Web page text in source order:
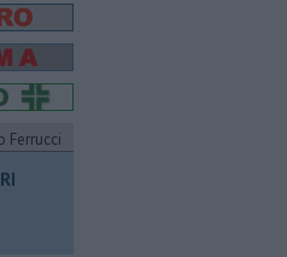
Ferrucci